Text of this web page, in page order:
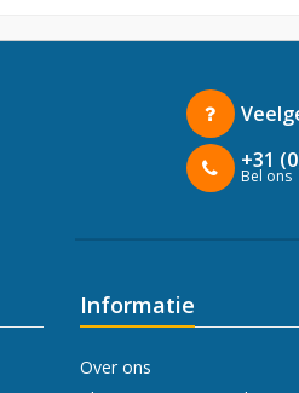
+31
Bel ons
Informatie
Over ons